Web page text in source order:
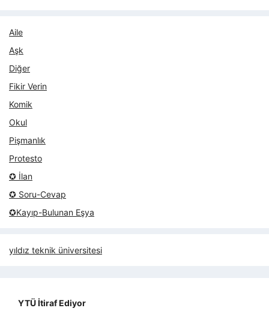
Aile
Aşk
Diğer
Fikir Verin
Komik
Okul
Pişmanlık
Protesto
✪ İlan
✪ Soru-Cevap
✪Kayıp-Bulunan Eşya
yıldız teknik üniversitesi
YTÜ İtiraf Ediyor